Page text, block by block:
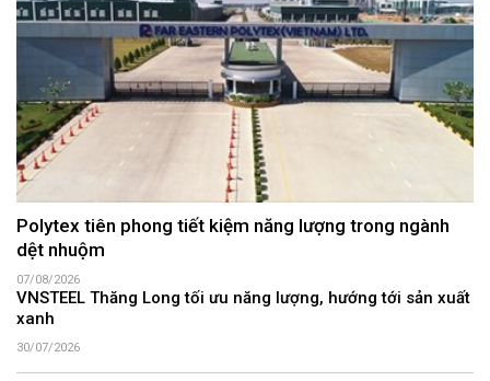
Polytex tiên phong tiết kiệm năng lượng trong ngành
dệt nhuộm
07/08/2026
VNSTEEL Thăng Long tối ưu năng lượng, hướng tới sản xuất
xanh
30/07/2026